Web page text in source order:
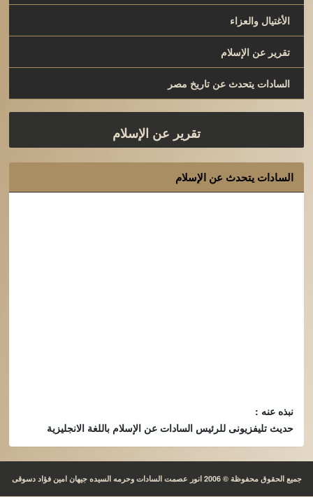
الأغتيال والعزاء
تقرير عن الإسلام
السادات يتحدث عن تاريخ مصر
تقرير عن الإسلام
السادات يتحدث عن الإسلام
نبذه عنه :
حديث تليفزيونى للرئيس السادات عن الإسلام باللغة الانجليزية
جميع الحقوق محفوظة © 2006 انور عصمت السادات وحرمه السيده جيهان امين فؤاد دسوقى